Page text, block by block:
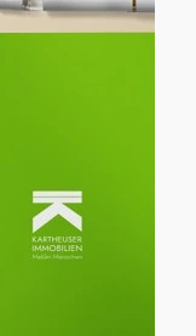
ve aynı
destekleyen
Toplamda,
için
Bu
Wülfrather
DRK-
Hilfswerk
19.
bulunan